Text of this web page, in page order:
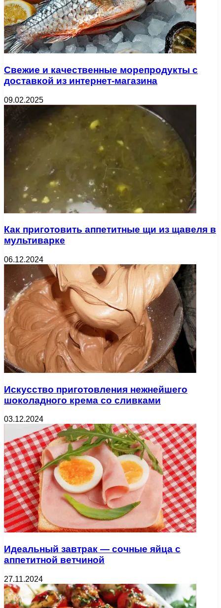
Свежие и качественные морепродукты с
доставкой из интернет-магазина
09.02.2025
Как приготовить аппетитные щи из щавеля в
мультиварке
06.12.2024
Искусство приготовления нежнейшего
шоколадного крема со сливками
03.12.2024
Идеальный завтрак — сочные яйца с
аппетитной ветчиной
27.11.2024